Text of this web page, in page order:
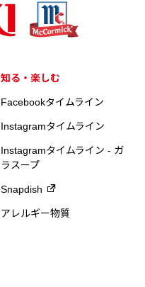
知る・楽しむ
Facebookタイムライン
Instagramタイムライン
Instagramタイムライン - ガ
ラスープ
Snapdish
アレルギー物質